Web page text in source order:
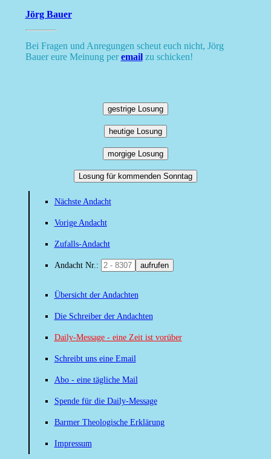
Jörg Bauer
Bei Fragen und Anregungen scheut euch nicht, Jörg
Bauer eure Meinung peremailzu schicken!
gestrige Losung
heutige Losung
morgige Losung
Losung für kommenden Sonntag
Nächste Andacht
Vorige Andacht
Zufalls-Andacht
Andacht Nr.: aufrufen
Übersicht der Andachten
Die Schreiber der Andachten
Daily-Message - eine Zeit ist vorüber
Schreibt uns eine Email
Abo - eine tägliche Mail
Spende für die Daily-Message
Barmer Theologische Erklärung
Impressum